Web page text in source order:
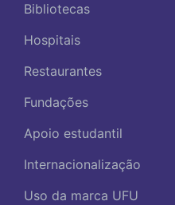
Bibliotecas
Hospitais
Restaurantes
Fundações
Apoio estudantil
Internacionalização
Uso da marca UFU